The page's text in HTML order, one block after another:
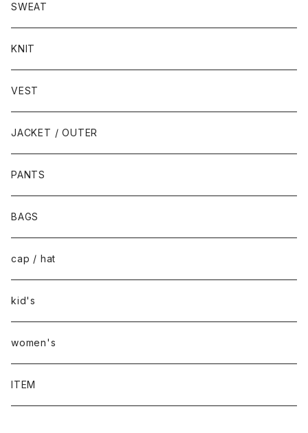
SWEAT
KNIT
VEST
JACKET / OUTER
PANTS
BAGS
cap / hat
kid's
women's
ITEM